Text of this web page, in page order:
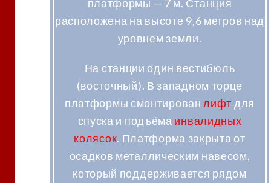
платформы — 7 м. Станция
расположена на высоте 9,6 метров над
уровнем земли.
На станции один вестибюль
(восточный). В западном торце
платформы смонтированлифт для
спуска и подъёма инвалидных
колясок. Платформа закрыта от
осадков металлическим навесом,
который поддерживается рядом